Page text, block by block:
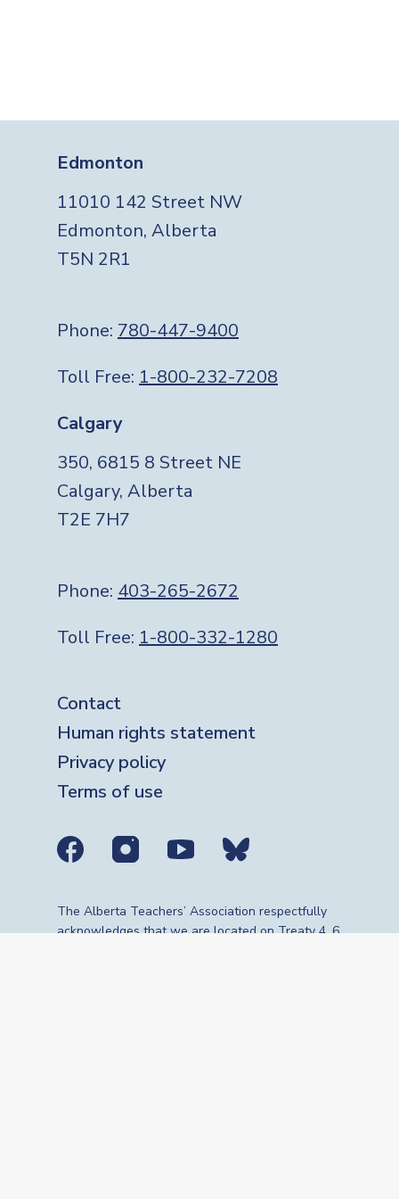
Edmonton
11010 142 Street NW
Edmonton, Alberta
T5N 2R1
Phone: 780-447-9400
Toll Free: 1-800-232-7208
Calgary
350, 6815 8 Street NE
Calgary, Alberta
T2E 7H7
Phone: 403-265-2672
Toll Free: 1-800-332-1280
Footer
Contact
Human rights statement
Privacy policy
Terms of use
Social media links
The Alberta Teachers’ Association respectfully
acknowledges that we are located on Treaty 4, 6,